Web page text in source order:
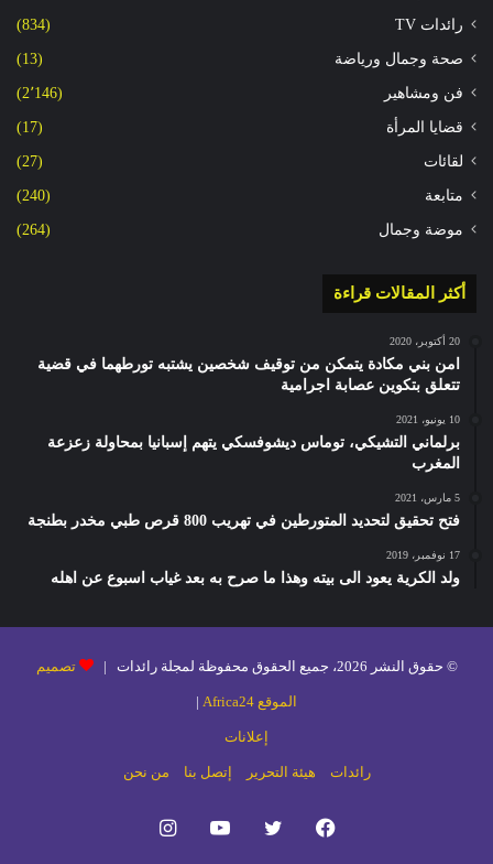
رائدات TV (834)
صحة وجمال ورياضة (13)
فن ومشاهير (2٬146)
قضايا المرأة (17)
لقائات (27)
متابعة (240)
موضة وجمال (264)
أكثر المقالات قراءة
20 أكتوبر، 2020
امن بني مكادة يتمكن من توقيف شخصين يشتبه تورطهما في قضية
تتعلق بتكوين عصابة اجرامية
10 يونيو، 2021
برلماني التشيكي، توماس ديشوفسكي يتهم إسبانيا بمحاولة زعزعة
المغرب
5 مارس، 2021
فتح تحقيق لتحديد المتورطين في تهريب 800 قرص طبي مخدر بطنجة
17 نوفمبر، 2019
ولد الكرية يعود الى بيته وهذا ما صرح به بعد غياب اسبوع عن اهله
© حقوق النشر 2026، جميع الحقوق محفوظة لمجلة رائدات | تصميم
الموقع Africa24 |
إعلانات
رائدات هيئة التحرير إتصل بنا من نحن
فيسبوك تويتر يوتيوبانستقرام